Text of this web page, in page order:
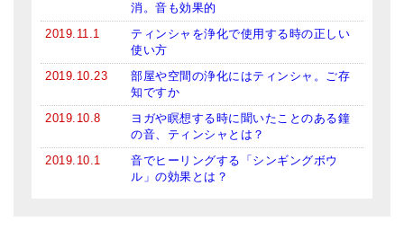
消。音も効果的
2019.11.1
ティンシャを浄化で使用する時の正しい
使い方
2019.10.23
部屋や空間の浄化にはティンシャ。ご存
知ですか
2019.10.8
ヨガや瞑想する時に聞いたことのある鐘
の音、ティンシャとは？
2019.10.1
音でヒーリングする「シンギングボウ
ル」の効果とは？